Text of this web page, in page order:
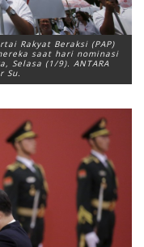
Rakyat Beraksi (PAP)
saat hari nominasi
Selasa (1/9). ANTARA
Su.